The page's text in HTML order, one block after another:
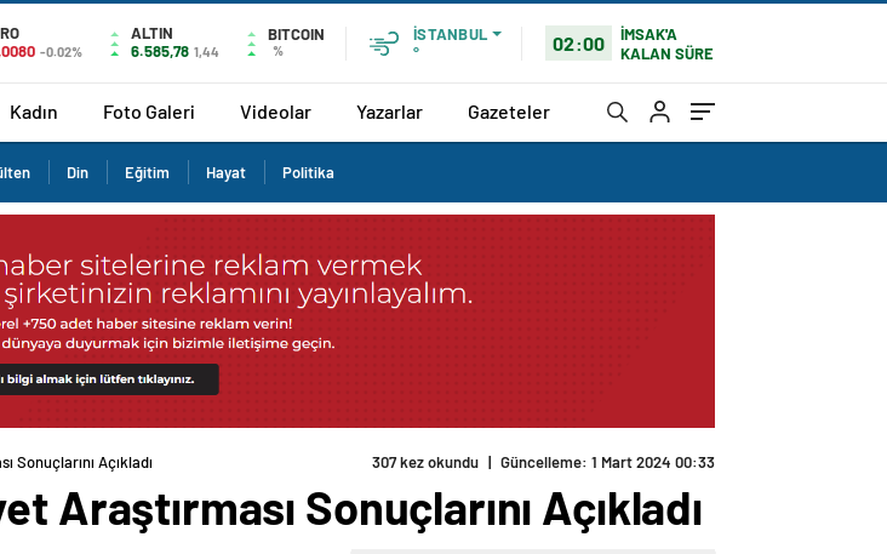
-0.02%
ALTIN
6.585,78 1,44
BITCOIN
%
İSTANBUL
°
02:00
İMSAK'A
KALAN SÜRE
Kadın Foto Galeri Videolar Yazarlar Gazeteler
Din Eğitim Hayat Politika
Sonuçlarını Açıkladı 307 kez okundu | Güncelleme: 1 Mart 2024 00:33
Araştırması Sonuçlarını Açıkladı